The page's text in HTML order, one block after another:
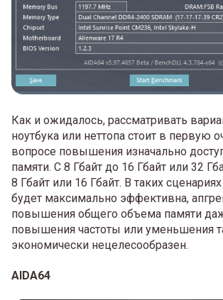
Как и ожидалось, рассматривать
ноутбука или неттопа стоит в первую
вопросе повышения изначально
памяти. С 8 Гбайт до 16 Гбайт или 32
8 Гбайт или 16 Гбайт. В таких
будет максимально эффективна,
повышения общего объема памяти
повышения частоты или уменьшения
экономически нецелесообразен.
AIDA64